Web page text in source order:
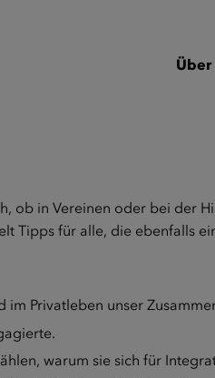
Über
ob in Vereinen oder bei der
Tipps für alle, die ebenfalls
im Privatleben unser
warum sie sich für